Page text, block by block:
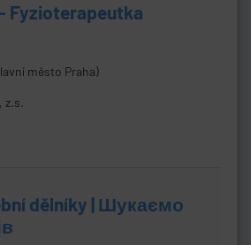
Fyzioterapeutka
město Praha)
z.s.
dělníky | Шукаємо